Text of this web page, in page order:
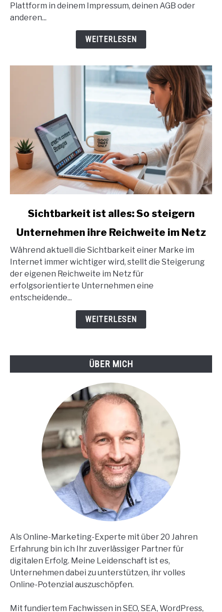
Webseitenbetreiber
jetzt
Plattform in deinem Impressum, deinen AGB oder
anderen...
WEITERLESEN
Sichtbarkeit
ist
alles:
So
steigern
Unternehmen
Sichtbarkeit ist alles: So steigern
Unternehmen ihre Reichweite im Netz
Während aktuell die Sichtbarkeit einer Marke im
Internet immer wichtiger wird, stellt die Steigerung
der eigenen Reichweite im Netz für
erfolgsorientierte Unternehmen eine
entscheidende...
WEITERLESEN
ÜBER MICH
Als Online-Marketing-Experte mit über 20 Jahren
Erfahrung bin ich Ihr zuverlässiger Partner für
digitalen Erfolg. Meine Leidenschaft ist es,
Unternehmen dabei zu unterstützen, ihr volles
Online-Potenzial auszuschöpfen.
Mit fundiertem Fachwissen in SEO, SEA, WordPress,